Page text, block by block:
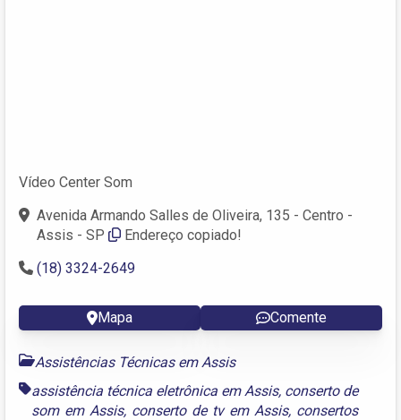
Vídeo Center Som
Avenida Armando Salles de Oliveira, 135 - Centro -
Assis - SP
Endereço copiado!
(18) 3324-2649
Mapa Comente
Assistências Técnicas em Assis
assistência técnica eletrônica em Assis, conserto de
som em Assis, conserto de tv em Assis, consertos